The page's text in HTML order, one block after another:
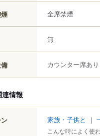
全席禁煙
無
カウンター席あり
情報
家族・子供と ｜
こんな時によく使